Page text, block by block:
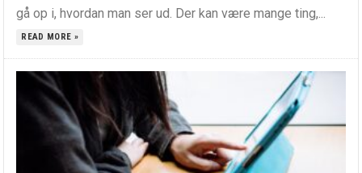
gå op i, hvordan man ser ud. Der kan være mange ting,...
READ MORE »